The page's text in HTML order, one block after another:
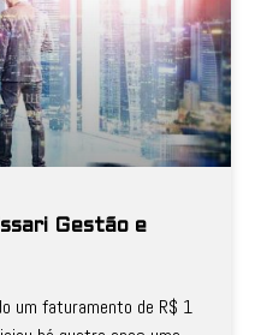
Gestão e
um faturamento de R$ 1